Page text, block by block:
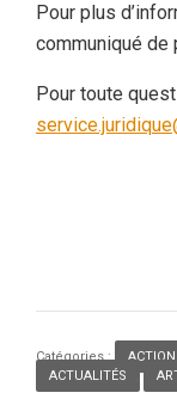
Pour plus
communiqué de
Pour toute
Catégories :
ACTUALITÉS
,